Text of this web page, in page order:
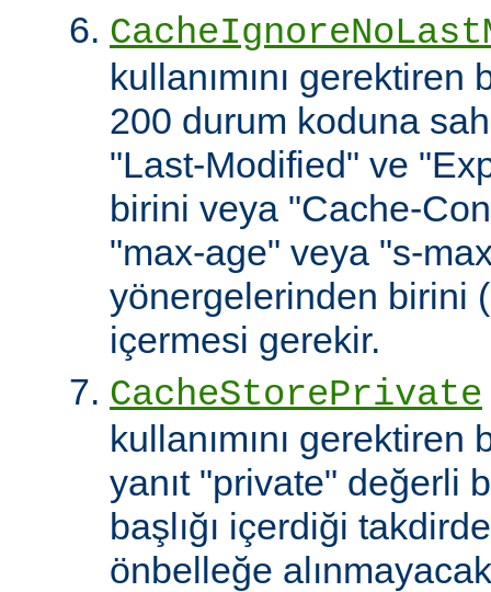
kullanımını gerektiren
200 durum koduna
"Last-Modified" ve
birini veya "Cache-
"max-age" veya "s-
yönergelerinden birini
içermesi gerekir.
CacheStorePrivate
kullanımını gerektiren
yanıt "private" değerli
başlığı içerdiği
önbelleğe